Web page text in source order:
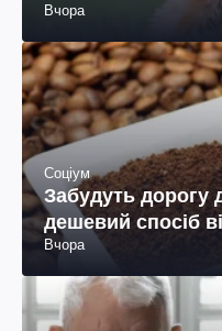
Вчора
Соціум
Забудуть дорогу
дешевий спосіб
Вчора